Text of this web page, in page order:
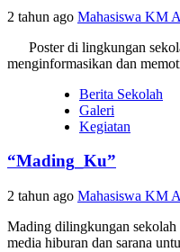
2 tahun ago Mahasiswa KM
Poster di lingkungan
menginformasikan dan
Berita Sekolah
Galeri
Kegiatan
“Mading_Ku”
2 tahun ago Mahasiswa KM
Mading dilingkungan sekolah
media hiburan dan sarana